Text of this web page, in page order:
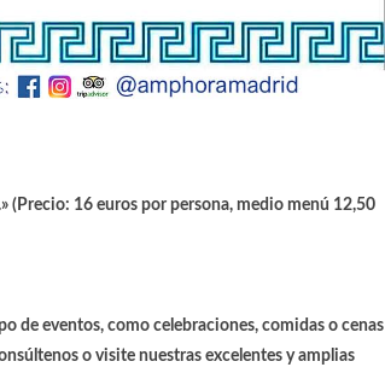
(Precio: 16 euros por persona, medio menú 12,50
de eventos, como celebraciones, comidas o cenas
o visite nuestras excelentes y amplias